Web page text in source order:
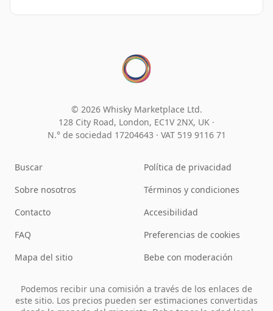
© 2026 Whisky Marketplace Ltd.
128 City Road, London, EC1V 2NX, UK ·
N.° de sociedad 17204643 · VAT 519 9116 71
Buscar
Sobre nosotros
Contacto
FAQ
Mapa del sitio
Política de privacidad
Términos y condiciones
Accesibilidad
Preferencias de cookies
Bebe con moderación
Podemos recibir una comisión a través de los enlaces de
este sitio. Los precios pueden ser estimaciones convertidas